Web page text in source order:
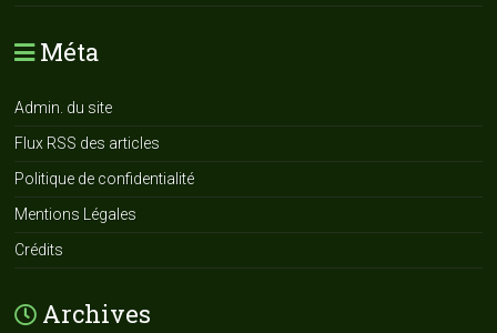
Méta
Admin. du site
Flux RSS des articles
Politique de confidentialité
Mentions Légales
Crédits
Archives